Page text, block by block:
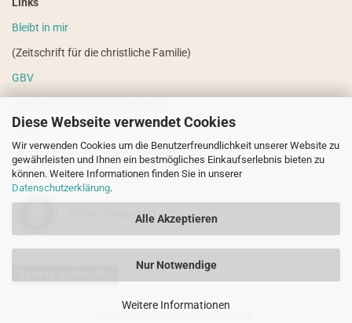
Diese Webseite verwendet Cookies
Wir verwenden Cookies um die Benutzerfreundlichkeit unserer Website zu
gewährleisten und Ihnen ein bestmögliches Einkaufserlebnis bieten zu
können. Weitere Informationen finden Sie in unserer
Datenschutzerklärung.
Alle Akzeptieren
Nur Notwendige
Weitere Informationen
Bleibt in mir
(Zeitschrift für die christliche Familie)
GBV
VdHS
(weitere evangelistische Literatur)
Sicher einkaufen!